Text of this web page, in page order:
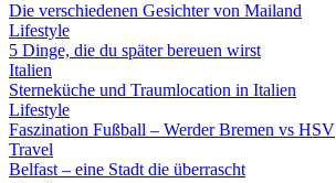
Die verschiedenen Gesichter von Mailand
Lifestyle
5 Dinge, die du später bereuen wirst
Italien
Sterneküche und Traumlocation in Italien
Lifestyle
Faszination Fußball – Werder Bremen vs HSV
Travel
Belfast – eine Stadt die überrascht